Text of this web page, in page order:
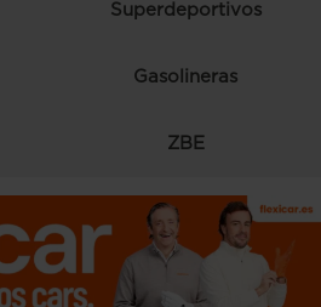
Superdeportivos
Gasolineras
ZBE